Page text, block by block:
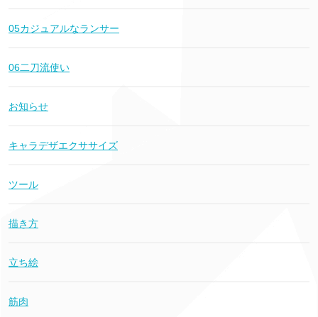
05カジュアルなランサー
06二刀流使い
お知らせ
キャラデザエクササイズ
ツール
描き方
立ち絵
筋肉